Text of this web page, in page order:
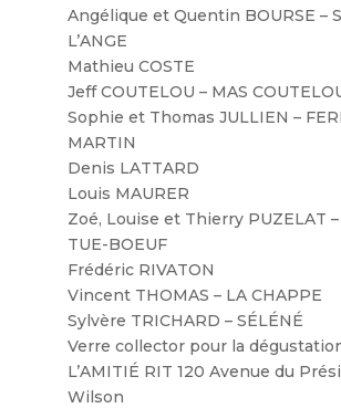
Angélique et Quentin BOURSE –
L’ANGE
Mathieu COSTE
Jeff COUTELOU – MAS
Sophie et Thomas JULLIEN –
MARTIN
Denis LATTARD
Louis MAURER
Zoé, Louise et Thierry PUZELAT –
TUE-BOEUF
Frédéric RIVATON
Vincent THOMAS – LA CHAPPE
Sylvère TRICHARD – SÉLÉNÉ
Verre collector pour la
L’AMITIÉ RIT 120 Avenue du
Wilson